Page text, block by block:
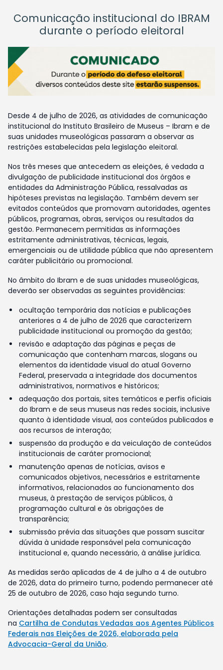
Comunicação institucional do IBRAM
durante o período eleitoral
Desde 4 de julho de 2026, as atividades de comunicação
institucional do Instituto Brasileiro de Museus – Ibram e de
suas unidades museológicas passaram a observar as
restrições estabelecidas pela legislação eleitoral.
Nos três meses que antecedem as eleições, é vedada a
divulgação de publicidade institucional dos órgãos e
entidades da Administração Pública, ressalvadas as
hipóteses previstas na legislação. Também devem ser
evitados conteúdos que promovam autoridades, agentes
públicos, programas, obras, serviços ou resultados da
gestão. Permanecem permitidas as informações
estritamente administrativas, técnicas, legais,
emergenciais ou de utilidade pública que não apresentem
caráter publicitário ou promocional.
No âmbito do Ibram e de suas unidades museológicas,
deverão ser observadas as seguintes providências:
ocultação temporária das notícias e publicações
anteriores a 4 de julho de 2026 que caracterizem
publicidade institucional ou promoção da gestão;
revisão e adaptação das páginas e peças de
comunicação que contenham marcas, slogans ou
elementos da identidade visual do atual Governo
Federal, preservada a integridade dos documentos
administrativos, normativos e históricos;
adequação dos portais, sites temáticos e perfis oficiais
do Ibram e de seus museus nas redes sociais, inclusive
quanto à identidade visual, aos conteúdos publicados e
aos recursos de interação;
suspensão da produção e da veiculação de conteúdos
institucionais de caráter promocional;
manutenção apenas de notícias, avisos e
comunicados objetivos, necessários e estritamente
informativos, relacionados ao funcionamento dos
museus, à prestação de serviços públicos, à
programação cultural e às obrigações de
transparência;
submissão prévia das situações que possam suscitar
dúvida à unidade responsável pela comunicação
institucional e, quando necessário, à análise jurídica.
As medidas serão aplicadas de 4 de julho a 4 de outubro
de 2026, data do primeiro turno, podendo permanecer até
25 de outubro de 2026, caso haja segundo turno.
Orientações detalhadas podem ser consultadas
na Cartilha de Condutas Vedadas aos Agentes Públicos
Federais nas Eleições de 2026, elaborada pela
Advocacia-Geral da União.